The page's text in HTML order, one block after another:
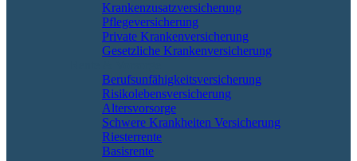
Krankenzusatzversicherung
Pflegeversicherung
Private Krankenversicherung
Gesetzliche Krankenversicherung
Berufs­unfähigkeitsversicherung
Risikolebensversicherung
Altersvorsorge
Schwere Krankheiten Versicherung
Riesterrente
Basisrente